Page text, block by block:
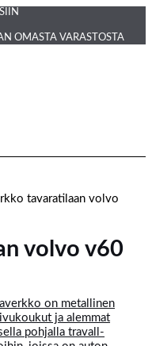
OMASTA VARASTOSTA
tavaratilaan volvo
volvo v60